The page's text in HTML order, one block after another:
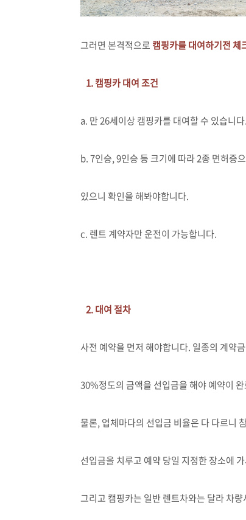
그러면 본격적으로 캠핑카를 대여하기전 체
1. 캠핑카 대여 조건
a. 만 26세이상 캠핑카를 대여할 수 있습니다.
b. 7인승, 9인승 등 크기에 따라 2종 면허증
있으니 확인을 해봐야합니다.
c. 렌트 계약자만 운전이 가능합니다.
2. 대여 절차
사전 예약을 먼저 해야합니다. 일종의 계약
30%정도의 금액을 선입금을 해야 예약이
물론, 업체마다의 선입금 비율은 다 다르니
선입금을 치루고 예약 당일 지정한 장소에
그리고 캠핑카는 일반 렌트차와는 달라 차